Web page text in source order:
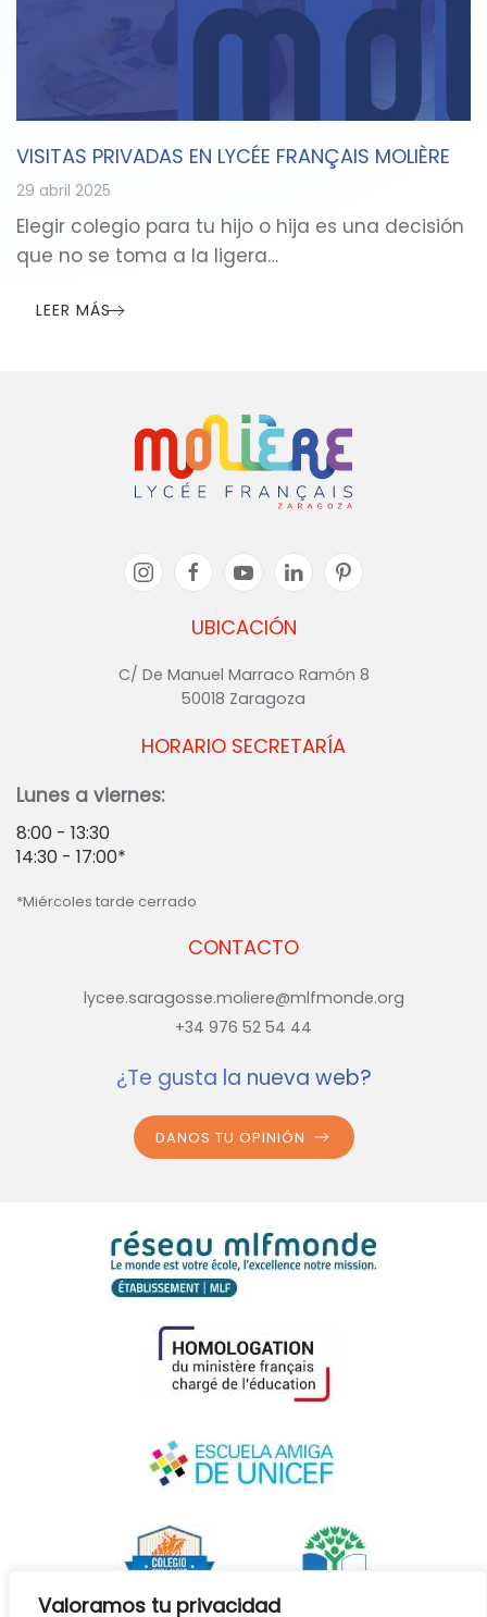
Valoramos tu privacidad
VISITAS PRIVADAS EN LYCÉE FRANÇAIS MOLIÈRE
29 abril 2025
Elegir colegio para tu hijo o hija es una decisión
que no se toma a la ligera…
LEER MÁS
UBICACIÓN
C/ De Manuel Marraco Ramón 8
50018 Zaragoza
CONTACTO
lycee.saragosse.moliere@mlfmonde.org
+34 976 52 54 44
HORARIO SECRETARÍA
Lunes a viernes:
8:00 - 13:30
14:30 - 17:00*
*Miércoles tarde cerrado
¿Te gusta la nueva web?
DANOS TU OPINIÓN